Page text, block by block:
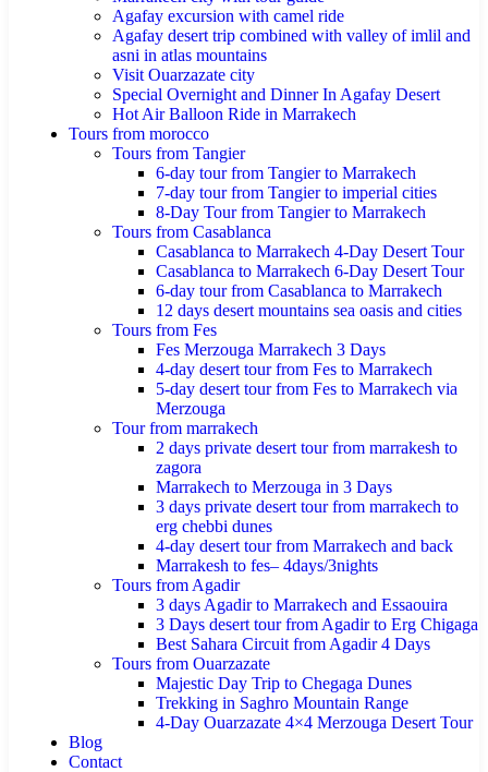
Agafay excursion with camel ride
Agafay desert trip combined with valley of imlil and
asni in atlas mountains
Visit Ouarzazate city
Special Overnight and Dinner In Agafay Desert
Hot Air Balloon Ride in Marrakech
Tours from morocco
Tours from Tangier
6-day tour from Tangier to Marrakech
7-day tour from Tangier to imperial cities
8-Day Tour from Tangier to Marrakech
Tours from Casablanca
Casablanca to Marrakech 4-Day Desert Tour
Casablanca to Marrakech 6-Day Desert Tour
6-day tour from Casablanca to Marrakech
12 days desert mountains sea oasis and cities
Tours from Fes
Fes Merzouga Marrakech 3 Days
4-day desert tour from Fes to Marrakech
5-day desert tour from Fes to Marrakech via
Merzouga
Tour from marrakech
2 days private desert tour from marrakesh to
zagora
Marrakech to Merzouga in 3 Days
3 days private desert tour from marrakech to
erg chebbi dunes
4-day desert tour from Marrakech and back
Marrakesh to fes– 4days/3nights
Tours from Agadir
3 days Agadir to Marrakech and Essaouira
3 Days desert tour from Agadir to Erg Chigaga
Best Sahara Circuit from Agadir 4 Days
Tours from Ouarzazate
Majestic Day Trip to Chegaga Dunes
Trekking in Saghro Mountain Range
4-Day Ouarzazate 4×4 Merzouga Desert Tour
Blog
Contact